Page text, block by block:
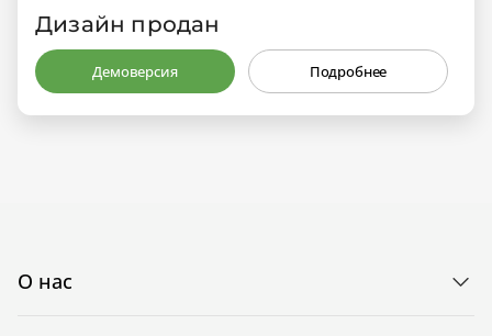
Дизайн продан
Демоверсия Подробнее
О нас